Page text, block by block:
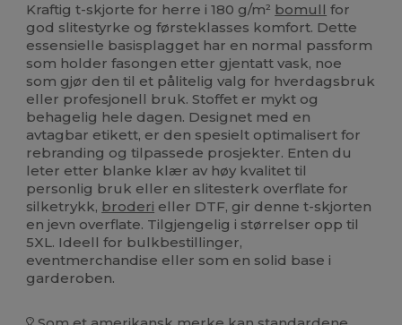
Kraftig t-skjorte for herre i 180 g/m² bomull for
god slitestyrke og førsteklasses komfort. Dette
essensielle basisplagget har en normal passform
som holder fasongen etter gjentatt vask, noe
som gjør den til et pålitelig valg for hverdagsbruk
eller profesjonell bruk. Stoffet er mykt og
behagelig hele dagen. Designet med en
avtagbar etikett, er den spesielt optimalisert for
rebranding og tilpassede prosjekter. Enten du
leter etter blanke klær av høy kvalitet til
personlig bruk eller en slitesterk overflate for
silketrykk, broderi eller DTF, gir denne t-skjorten
en jevn overflate. Tilgjengelig i størrelser opp til
5XL. Ideell for bulkbestillinger,
eventmerchandise eller som en solid base i
garderoben.